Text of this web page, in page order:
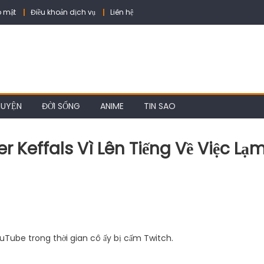
mật Điều khoản dịch vụ Liên hệ
ĐỜI SỐNG ANIME TIN SAO
Vì Lên Tiếng Về Việc